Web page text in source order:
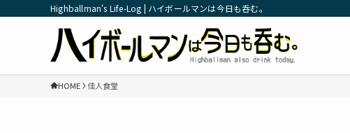
Highballman's Life-Log | ハイボールマンは今日も呑む。
HOME 佳人食堂